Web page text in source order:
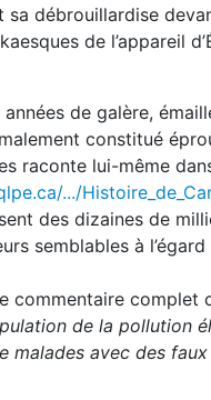
sa débrouillardise
de l’appareil
de galère,
constitué
raconte lui-même
.../
des dizaines de
semblables à
complet
de la pollution
malades avec des